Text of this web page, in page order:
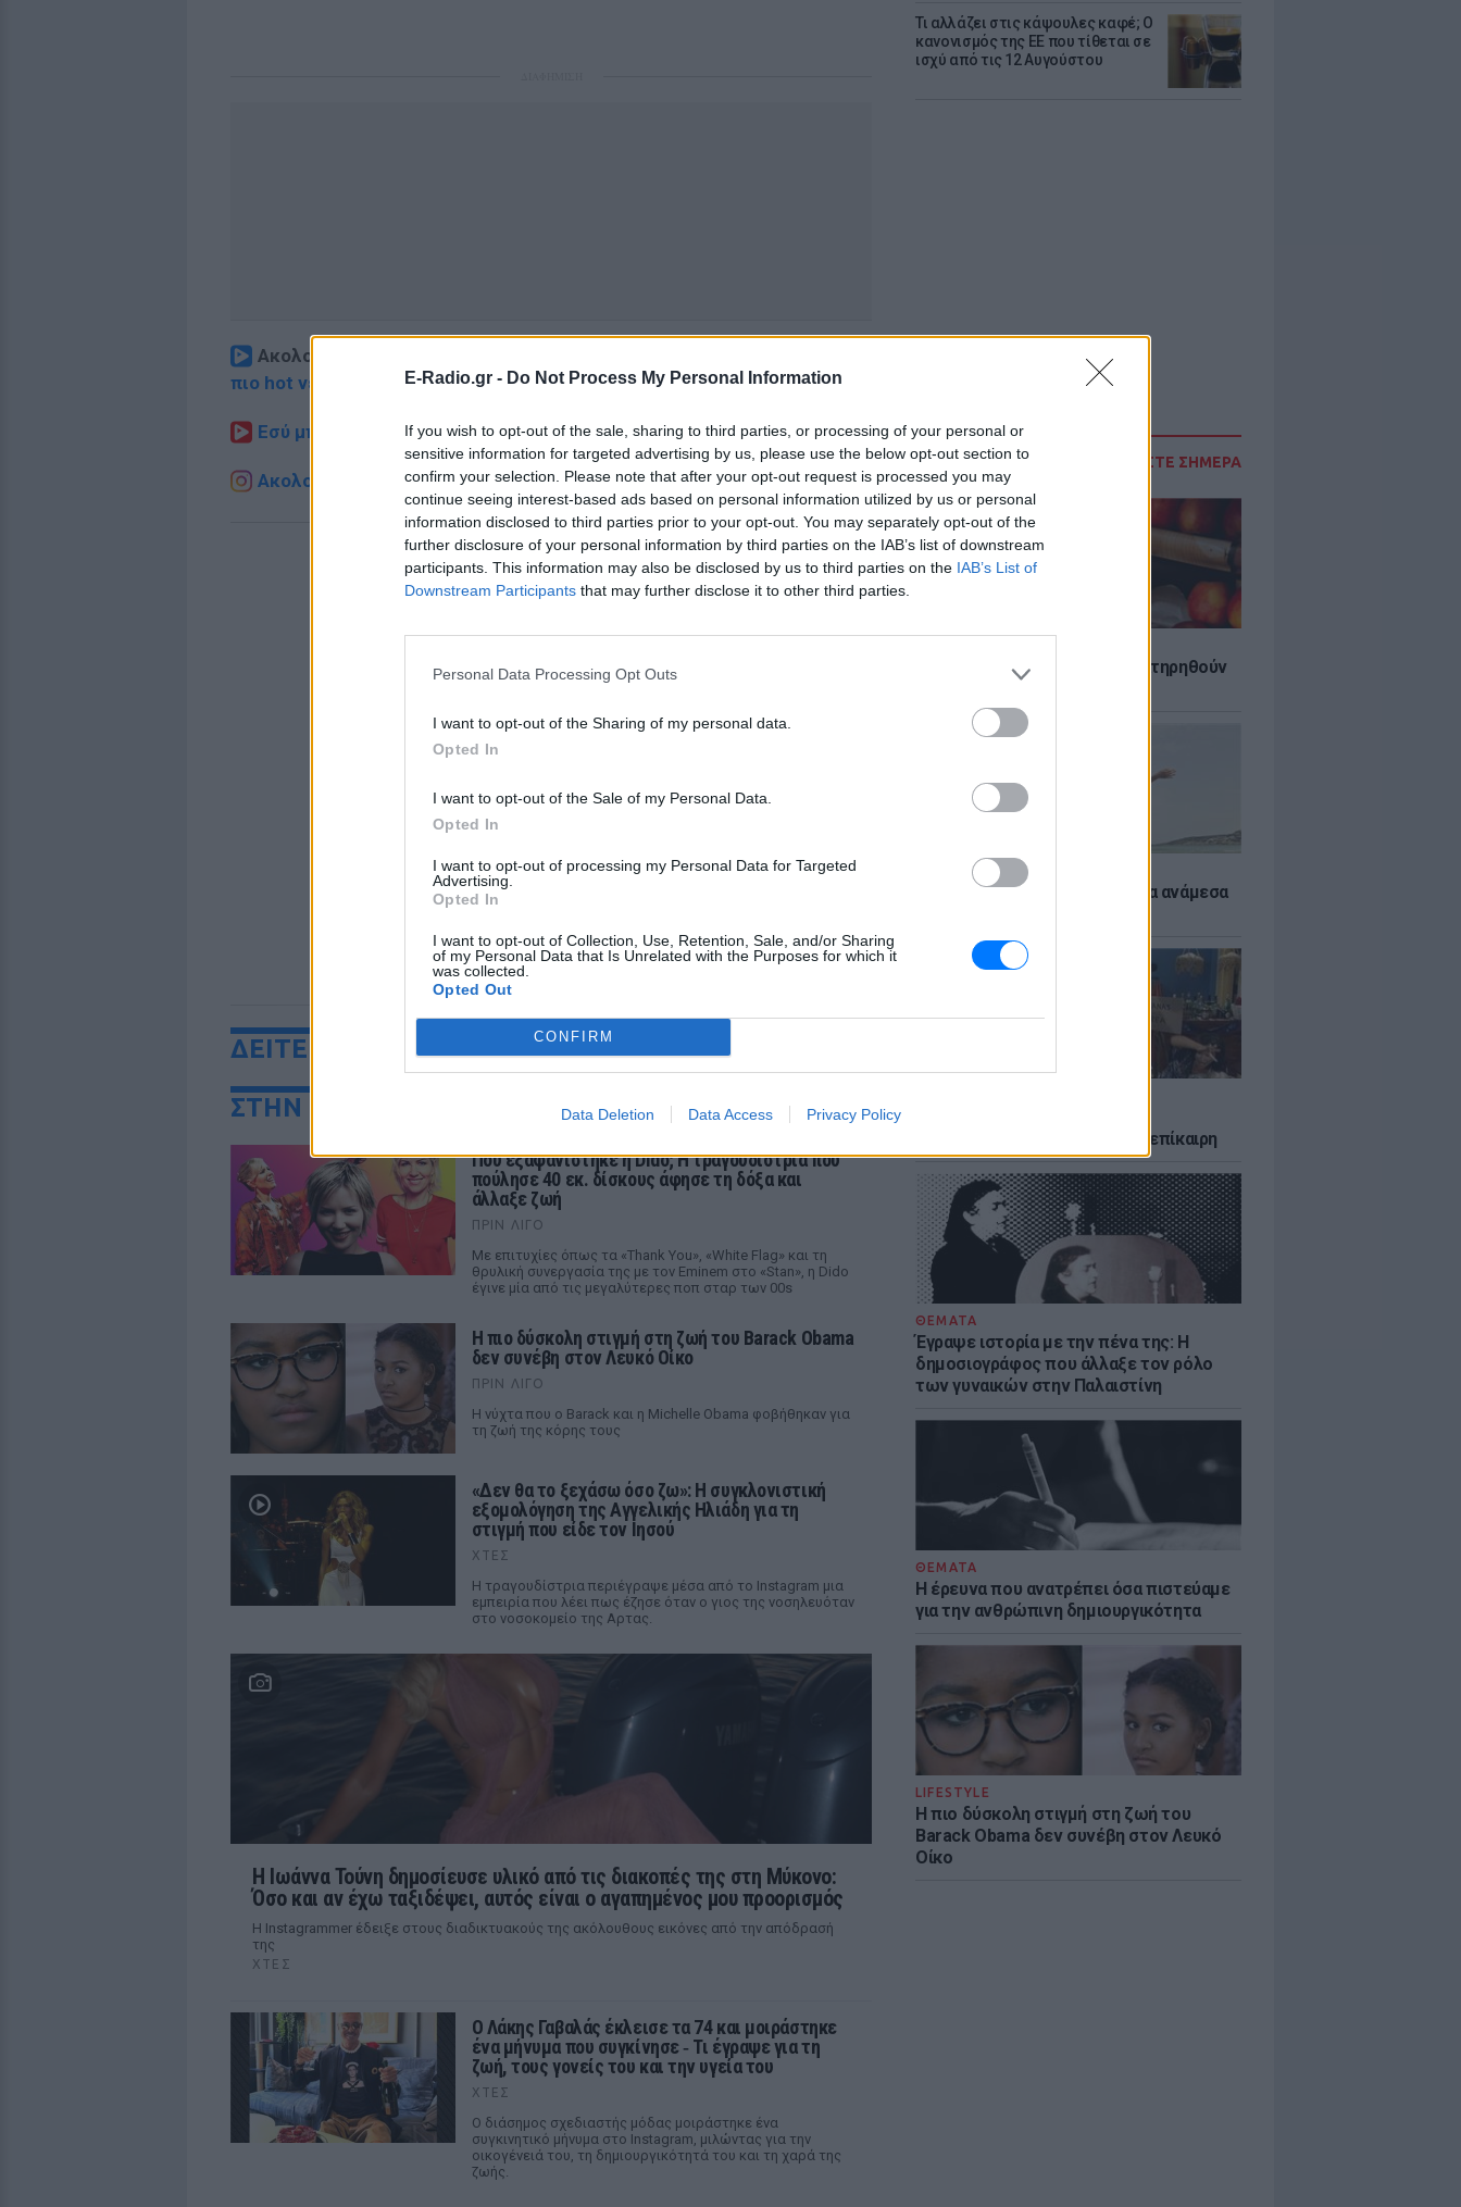
E-Radio.gr - Do Not Process My Personal Information
If you wish to opt-out of the sale, sharing to third parties, or processing of your personal or
sensitive information for targeted advertising by us, please use the below opt-out section to
confirm your selection. Please note that after your opt-out request is processed you may
continue seeing interest-based ads based on personal information utilized by us or personal
information disclosed to third parties prior to your opt-out. You may separately opt-out of the
further disclosure of your personal information by third parties on the IAB’s list of downstream
participants. This information may also be disclosed by us to third parties on the IAB’s List of
Downstream Participants that may further disclose it to other third parties.
Personal Data Processing Opt Outs
I want to opt-out of the Sharing of my personal data.
Opted In
I want to opt-out of the Sale of my Personal Data.
Opted In
I want to opt-out of processing my Personal Data for Targeted
Advertising.
Opted In
I want to opt-out of Collection, Use, Retention, Sale, and/or Sharing
of my Personal Data that Is Unrelated with the Purposes for which it
was collected.
Opted Out
CONFIRM
Data Deletion Data Access Privacy Policy
Τι αλλάζει στις κάψουλες καφέ; Ο
κανονισμός της ΕΕ που τίθεται σε
ισχύ από τις 12 Αυγούστου
ΔΙΑΒΑΣΤΕ ΣΗΜΕΡΑ
6 φρούτα που μπορουν να διατηρηθούν
Πώς να αποφύγεις το σύγκαμα ανάμεσα
νεοπλουτισμό και παραμένει επίκαιρη
ΘΕΜΑΤΑ
Έγραψε ιστορία με την πένα της: Η
δημοσιογράφος που άλλαξε τον ρόλο
των γυναικών στην Παλαιστίνη
ΘΕΜΑΤΑ
Η έρευνα που ανατρέπει όσα πιστεύαμε
για την ανθρώπινη δημιουργικότητα
LIFESTYLE
Η πιο δύσκολη στιγμή στη ζωή του
Barack Obama δεν συνέβη στον Λευκό
Οίκο
Ακολουθήστε το E-Radio.gr στο
πιο hot νέα
Εσύ μπήκες στο E-Daily.gr; Τα νέα της ημέρας και ότι σου κάνει κλικ!
Ακολουθήστε το E-Radio.gr και στο Instagram
ΔΙΑΦΗΜΙΣΗ
ΔΕΙΤΕ ΕΠΙΣΗΣ
ΣΤΗΝ ΙΔΙΑ ΚΑΤΗΓΟΡΙΑ
Πού εξαφανίστηκε η Dido; Η τραγουδίστρια που
πούλησε 40 εκ. δίσκους άφησε τη δόξα και
άλλαξε ζωή
ΠΡΙΝ ΛΊΓΟ
Με επιτυχίες όπως τα «Thank You», «White Flag» και τη
θρυλική συνεργασία της με τον Eminem στο «Stan», η Dido
έγινε μία από τις μεγαλύτερες ποπ σταρ των 00s
Η πιο δύσκολη στιγμή στη ζωή του Barack Obama
δεν συνέβη στον Λευκό Οίκο
ΠΡΙΝ ΛΊΓΟ
Η νύχτα που ο Barack και η Michelle Obama φοβήθηκαν για
τη ζωή της κόρης τους
«Δεν θα το ξεχάσω όσο ζω»: Η συγκλονιστική
εξομολόγηση της Αγγελικής Ηλιάδη για τη
στιγμή που είδε τον Ιησού
ΧΤΕΣ
Η τραγουδίστρια περιέγραψε μέσα από το Instagram μια
εμπειρία που λέει πως έζησε όταν ο γιος της νοσηλευόταν
στο νοσοκομείο της Αρτας.
Η Ιωάννα Τούνη δημοσίευσε υλικό από τις διακοπές της στη Μύκονο:
Όσο και αν έχω ταξιδέψει, αυτός είναι ο αγαπημένος μου προορισμός
Η Instagrammer έδειξε στους διαδικτυακούς της ακόλουθους εικόνες από την απόδρασή
της
ΧΤΕΣ
Ο Λάκης Γαβαλάς έκλεισε τα 74 και μοιράστηκε
ένα μήνυμα που συγκίνησε ‑ Τι έγραψε για τη
ζωή, τους γονείς του και την υγεία του
ΧΤΕΣ
Ο διάσημος σχεδιαστής μόδας μοιράστηκε ένα
συγκινητικό μήνυμα στο Instagram, μιλώντας για την
οικογένειά του, τη δημιουργικότητά του και τη χαρά της
ζωής.